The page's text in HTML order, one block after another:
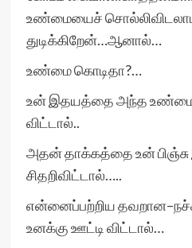
உண்மையைச்
துடிக்கிறேன்…ஆனால்…
உண்மை கொடிதா?…
உன் இதயத்தை அந்த உண்மை
விட்டால்..
அதன் தாக்கத்தை உன் பிஞ்சு
சிதறிவிட்டால்…..
என்னைப்பற்றிய
உனக்கு ஊட்டி விட்டால்…